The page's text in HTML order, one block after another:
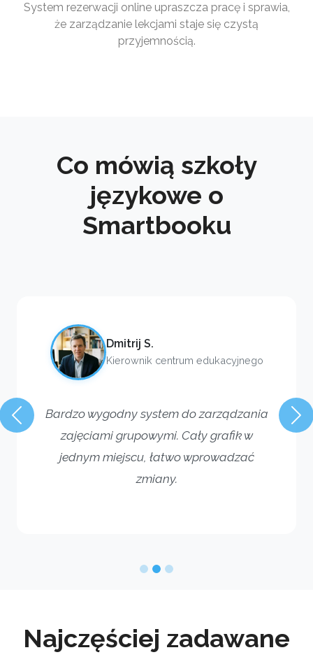
System rezerwacji online upraszcza pracę i sprawia,
że zarządzanie lekcjami staje się czystą
przyjemnością.
Co mówią szkoły
językowe o
Smartbooku
Dmitrij S.
Kierownik centrum edukacyjnego
Bardzo wygodny system do zarządzania
zajęciami grupowymi. Cały grafik w
jednym miejscu, łatwo wprowadzać
zmiany.
Poprzedni
Najczęściej zadawane